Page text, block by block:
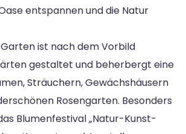
entspannen und die Natur
ist nach dem Vorbild
gestaltet und beherbergt eine
Sträuchern, Gewächshäusern
Rosengarten. Besonders
Blumenfestival „Natur-Kunst-